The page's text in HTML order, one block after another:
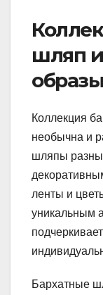
шляп
Коллекция
необычна и
шляпы
ленты и
уникальным
Бархатные